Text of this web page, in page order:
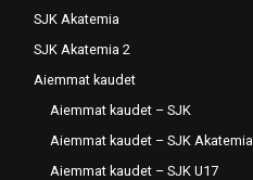
SJK Akatemia
SJK Akatemia 2
Aiemmat kaudet
Aiemmat kaudet – SJK
Aiemmat kaudet – SJK Akatemia
Aiemmat kaudet – SJK U17